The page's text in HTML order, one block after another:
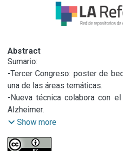
Abstract
Sumario:
-Tercer Congreso: poster de
una de las áreas temáticas.
-Nueva técnica colabora con
Alzheimer.
-Viviana Ambrosi: “Tratamos de
-La CIC convoca a las Becas de
Show more